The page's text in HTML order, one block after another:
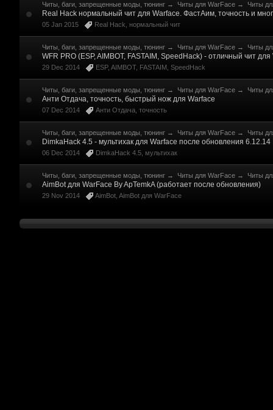
Читы, баги, запрещенные моды, тюнинг → Читы для WarFace → Читы
Real Hack нормальный чит для Warface. ФастАим, точность и
05 Jan 2015 Real Hack нормальный чит
Читы, баги, запрещенные моды, тюнинг → Читы для WarFace → Читы
WFR PRO (ESP, AIMBOT, FASTAIM, SpeedHack) - отличный чит для
29 Dec 2014 ESP, AIMBOT, FASTAIM SpeedHack
Читы, баги, запрещенные моды, тюнинг → Читы для WarFace → Читы
Анти Отдача, точность, быстрый нож для Warface
07 Dec 2014 Анти Отдача точность
Читы, баги, запрещенные моды, тюнинг → Читы для WarFace → Читы
DimkaHack 4.5 - мультихак для Warface после обновления 6.12.14
06 Dec 2014 DimkaHack 4.5 мультихак
Читы, баги, запрещенные моды, тюнинг → Читы для WarFace → Читы
AimBot для WarFace By ApTemkA (работает после обновления)
29 Nov 2014 AimBot AimBot для WarFace